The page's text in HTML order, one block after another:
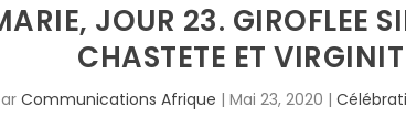
JOUR 23. GIROFLEE
CHASTETE ET
Communications Afrique | Mai 23, 2020 |